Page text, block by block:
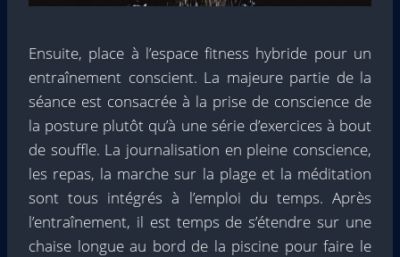
Ensuite, place à l’espace fitness hybride pour un
entraînement conscient. La majeure partie de la
séance est consacrée à la prise de conscience de
la posture plutôt qu’à une série d’exercices à bout
de souffle. La journalisation en pleine conscience,
les repas, la marche sur la plage et la méditation
sont tous intégrés à l’emploi du temps. Après
l’entraînement, il est temps de s’étendre sur une
chaise longue au bord de la piscine pour faire le